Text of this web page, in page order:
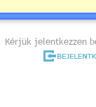
Kérjük jelentkezzen